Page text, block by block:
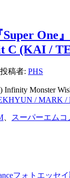
One
C (KAI /
投稿者: PHS
Monster
/ MARK /
スーパーエム コ
フォトエッセ